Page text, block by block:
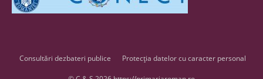
Consultări dezbateri publice Protecția datelor cu caracter personal